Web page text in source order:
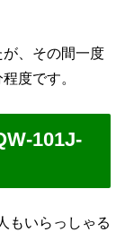
、その間一度
度です。
101J-
もいらっしゃる